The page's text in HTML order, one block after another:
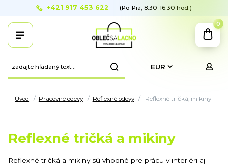
EUR
+421 917 453 622 (Po-Pia, 8:30-16:30 hod.)
0
Úvod Pracovné odevy Reflexné odevy Reflexné tričká, mikiny
Reflexné tričká a mikiny
Reflexné tričká a mikiny sú vhodné pre prácu v interiéri aj